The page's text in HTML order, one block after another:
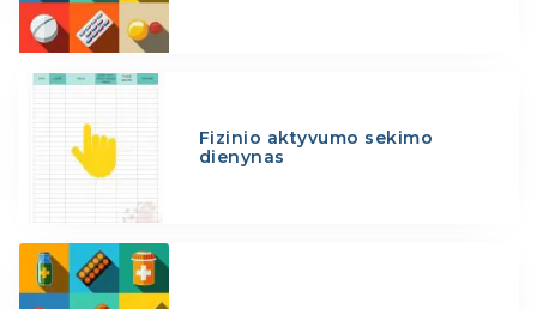
Fizinio aktyvumo sekimo
dienynas